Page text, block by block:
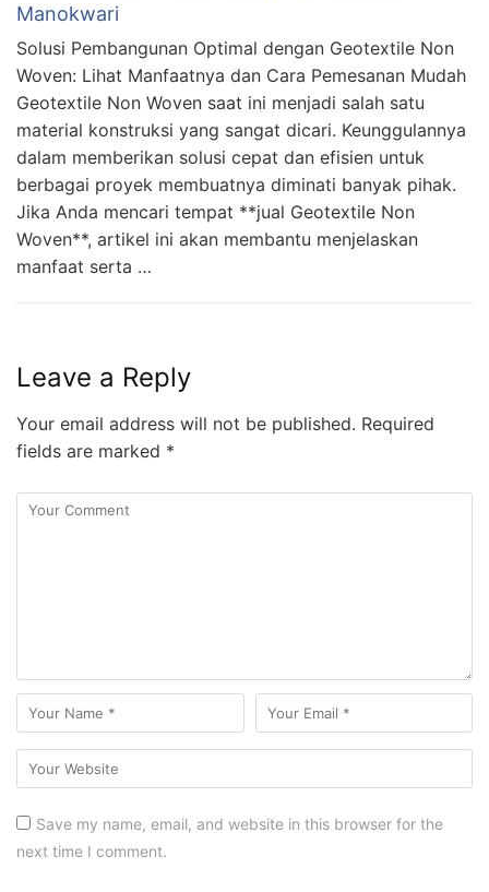
Manokwari
Solusi Pembangunan Optimal dengan Geotextile Non
Woven: Lihat Manfaatnya dan Cara Pemesanan Mudah
Geotextile Non Woven saat ini menjadi salah satu
material konstruksi yang sangat dicari. Keunggulannya
dalam memberikan solusi cepat dan efisien untuk
berbagai proyek membuatnya diminati banyak pihak.
Jika Anda mencari tempat **jual Geotextile Non
Woven**, artikel ini akan membantu menjelaskan
manfaat serta …
Leave a Reply
Your email address will not be published. Required
fields are marked *
Save my name, email, and website in this browser for the
next time I comment.